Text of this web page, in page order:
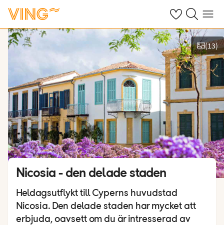
Se dinaSök på ving.se
Meny
Se bilder
(13)
Nicosia - den delade staden
Heldagsutflykt till Cyperns huvudstad
Nicosia. Den delade staden har mycket att
erbjuda, oavsett om du är intresserad av